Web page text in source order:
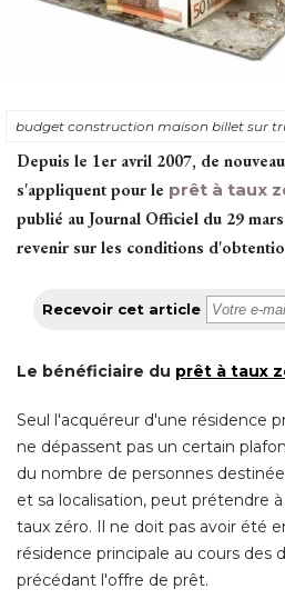
budget construction maison billet sur
Depuis le 1er avril 2007, de
s'appliquent pour le prêt à taux
publié au Journal Officiel du 29
revenir sur les conditions
Recevoir cet article
Le bénéficiaire du prêt à taux
Seul l'acquéreur d'une résidence
ne dépassent pas un certain
du nombre de personnes
et sa localisation, peut prétendre
taux zéro. Il ne doit pas avoir été
résidence principale au cours des
précédant l'offre de prêt.